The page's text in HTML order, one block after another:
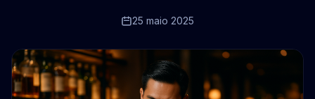
25 maio 2025